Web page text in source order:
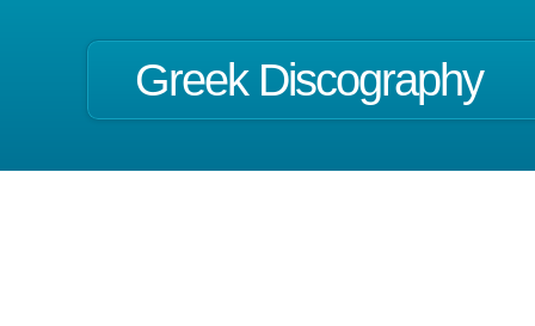
Greek Discography